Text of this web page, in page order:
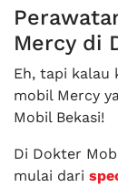
Mercy di
Eh, tapi kalau
mobil Mercy
Mobil Bekasi!
Di Dokter
mulai dari